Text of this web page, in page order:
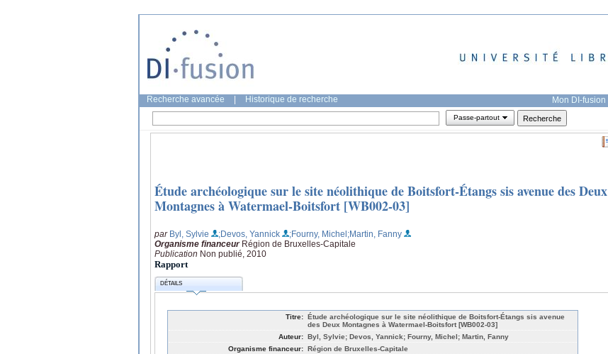
Recherche avancée Historique de recherche Mon DI-fusion
Passe-partout
Étude archéologique sur le site néolithique de Boitsfort-Étangs sis avenue des Deux
Montagnes à Watermael-Boitsfort [WB002-03]
par Byl, Sylvie ;Devos, Yannick ;Fourny, Michel;Martin, Fanny
Organisme financeur Région de Bruxelles-Capitale
Publication Non publié, 2010
Rapport
DÉTAILS
Titre: Étude archéologique sur le site néolithique de Boitsfort-Étangs sis avenue
des Deux Montagnes à Watermael-Boitsfort [WB002-03]
Auteur: Byl, Sylvie; Devos, Yannick; Fourny, Michel; Martin, Fanny
Organisme financeur: Région de Bruxelles-Capitale